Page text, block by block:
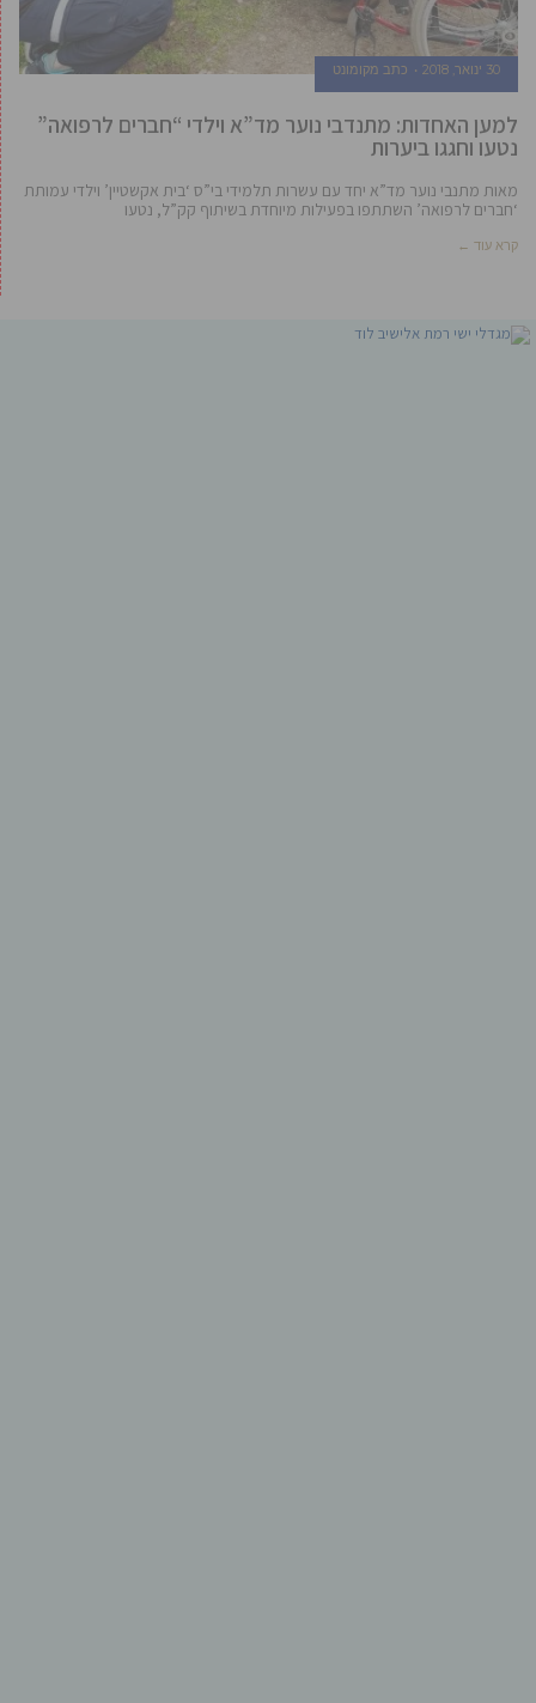
30 ינואר, 2018 כתב מקומונט
למען האחדות: מתנדבי נוער מד”א וילדי “חברים לרפואה”
נטעו וחגגו ביערות
מאות מתנבי נוער מד”א יחד עם עשרות תלמידי בי”ס ‘בית אקשטיין’ וילדי עמותת
‘חברים לרפואה’ השתתפו בפעילות מיוחדת בשיתוף קק”ל, נטעו
קרא עוד ←